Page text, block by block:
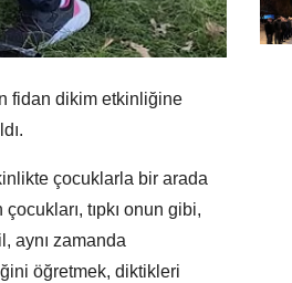
fidan dikim etkinliğine
çocuklarla bir arada
tıpkı onun gibi,
aynı zamanda
öğretmek, diktikleri